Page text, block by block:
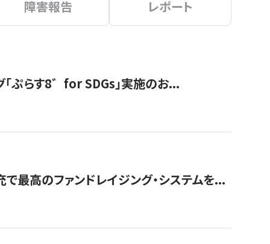
障害報告 レポート
ぷらす8゛for SDGs」実施のお...
最高のファンドレイジング・システムを...